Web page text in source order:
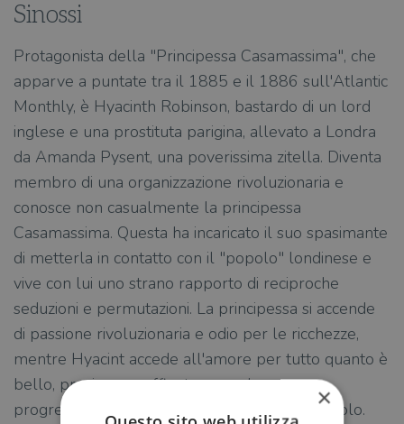
Sinossi
Protagonista della "Principessa Casamassima", che
apparve a puntate tra il 1885 e il 1886 sull'Atlantic
Monthly, è Hyacinth Robinson, bastardo di un lord
inglese e una prostituta parigina, allevato a Londra
da Amanda Pysent, una poverissima zitella. Diventa
membro di una organizzazione rivoluzionaria e
conosce non casualmente la principessa
Casamassima. Questa ha incaricato il suo spasimante
di metterla in contatto con il "popolo" londinese e
vive con lui uno strano rapporto di reciproche
seduzioni e permutazioni. La principessa si accende
di passione rivoluzionaria e odio per le ricchezze,
mentre Hyacint accede all'amore per tutto quanto è
bello, prezioso e raffinato e perde
progressivamente fede e interesse per il popolo.
×